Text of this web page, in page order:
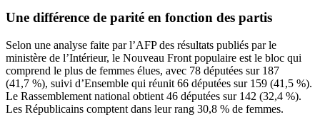
Une différence de parité en fonction des partis
Selon une analyse faite par l’AFP des résultats publiés par le
ministère de l’Intérieur, le Nouveau Front populaire est le bloc qui
comprend le plus de femmes élues, avec 78 députées sur 187
(41,7 %), suivi d’Ensemble qui réunit 66 députées sur 159 (41,5 %).
Le Rassemblement national obtient 46 députées sur 142 (32,4 %).
Les Républicains comptent dans leur rang 30,8 % de femmes.